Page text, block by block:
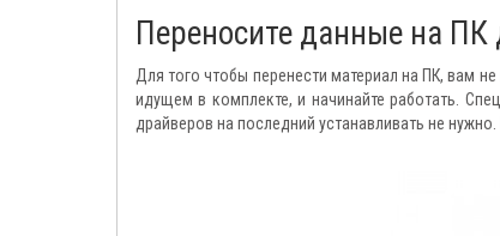
Переносите данные на ПК
Для того чтобы перенести материал на ПК, вам
идущем в комплекте, и начинайте работать.
драйверов на последний устанавливать не